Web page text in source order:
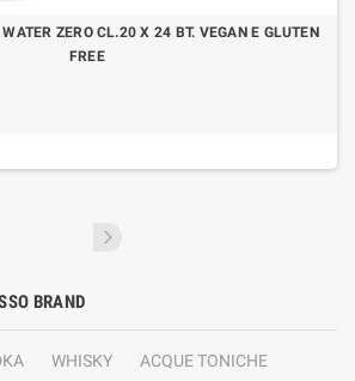
ZERO CL.20 X 24 BT. VEGAN E GLUTEN
FREE
BRAND
WHISKY ACQUE TONICHE